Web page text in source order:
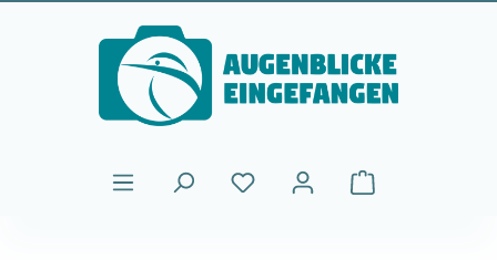
Passer au contenu principal
Le panier